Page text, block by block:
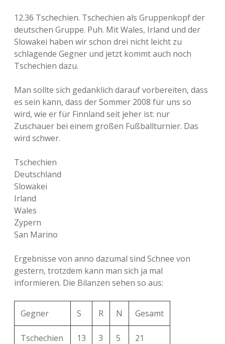
12.36 Tschechien. Tschechien als Gruppenkopf der
deutschen Gruppe. Puh. Mit Wales, Irland und der
Slowakei haben wir schon drei nicht leicht zu
schlagende Gegner und jetzt kommt auch noch
Tschechien dazu.
Man sollte sich gedanklich darauf vorbereiten, dass
es sein kann, dass der Sommer 2008 für uns so
wird, wie er für Finnland seit jeher ist: nur
Zuschauer bei einem großen Fußballturnier. Das
wird schwer.
Tschechien
Deutschland
Slowakei
Irland
Wales
Zypern
San Marino
Ergebnisse von anno dazumal sind Schnee von
gestern, trotzdem kann man sich ja mal
informieren. Die Bilanzen sehen so aus:
Gegner S R N Gesamt
Tschechien 13 3 5 21